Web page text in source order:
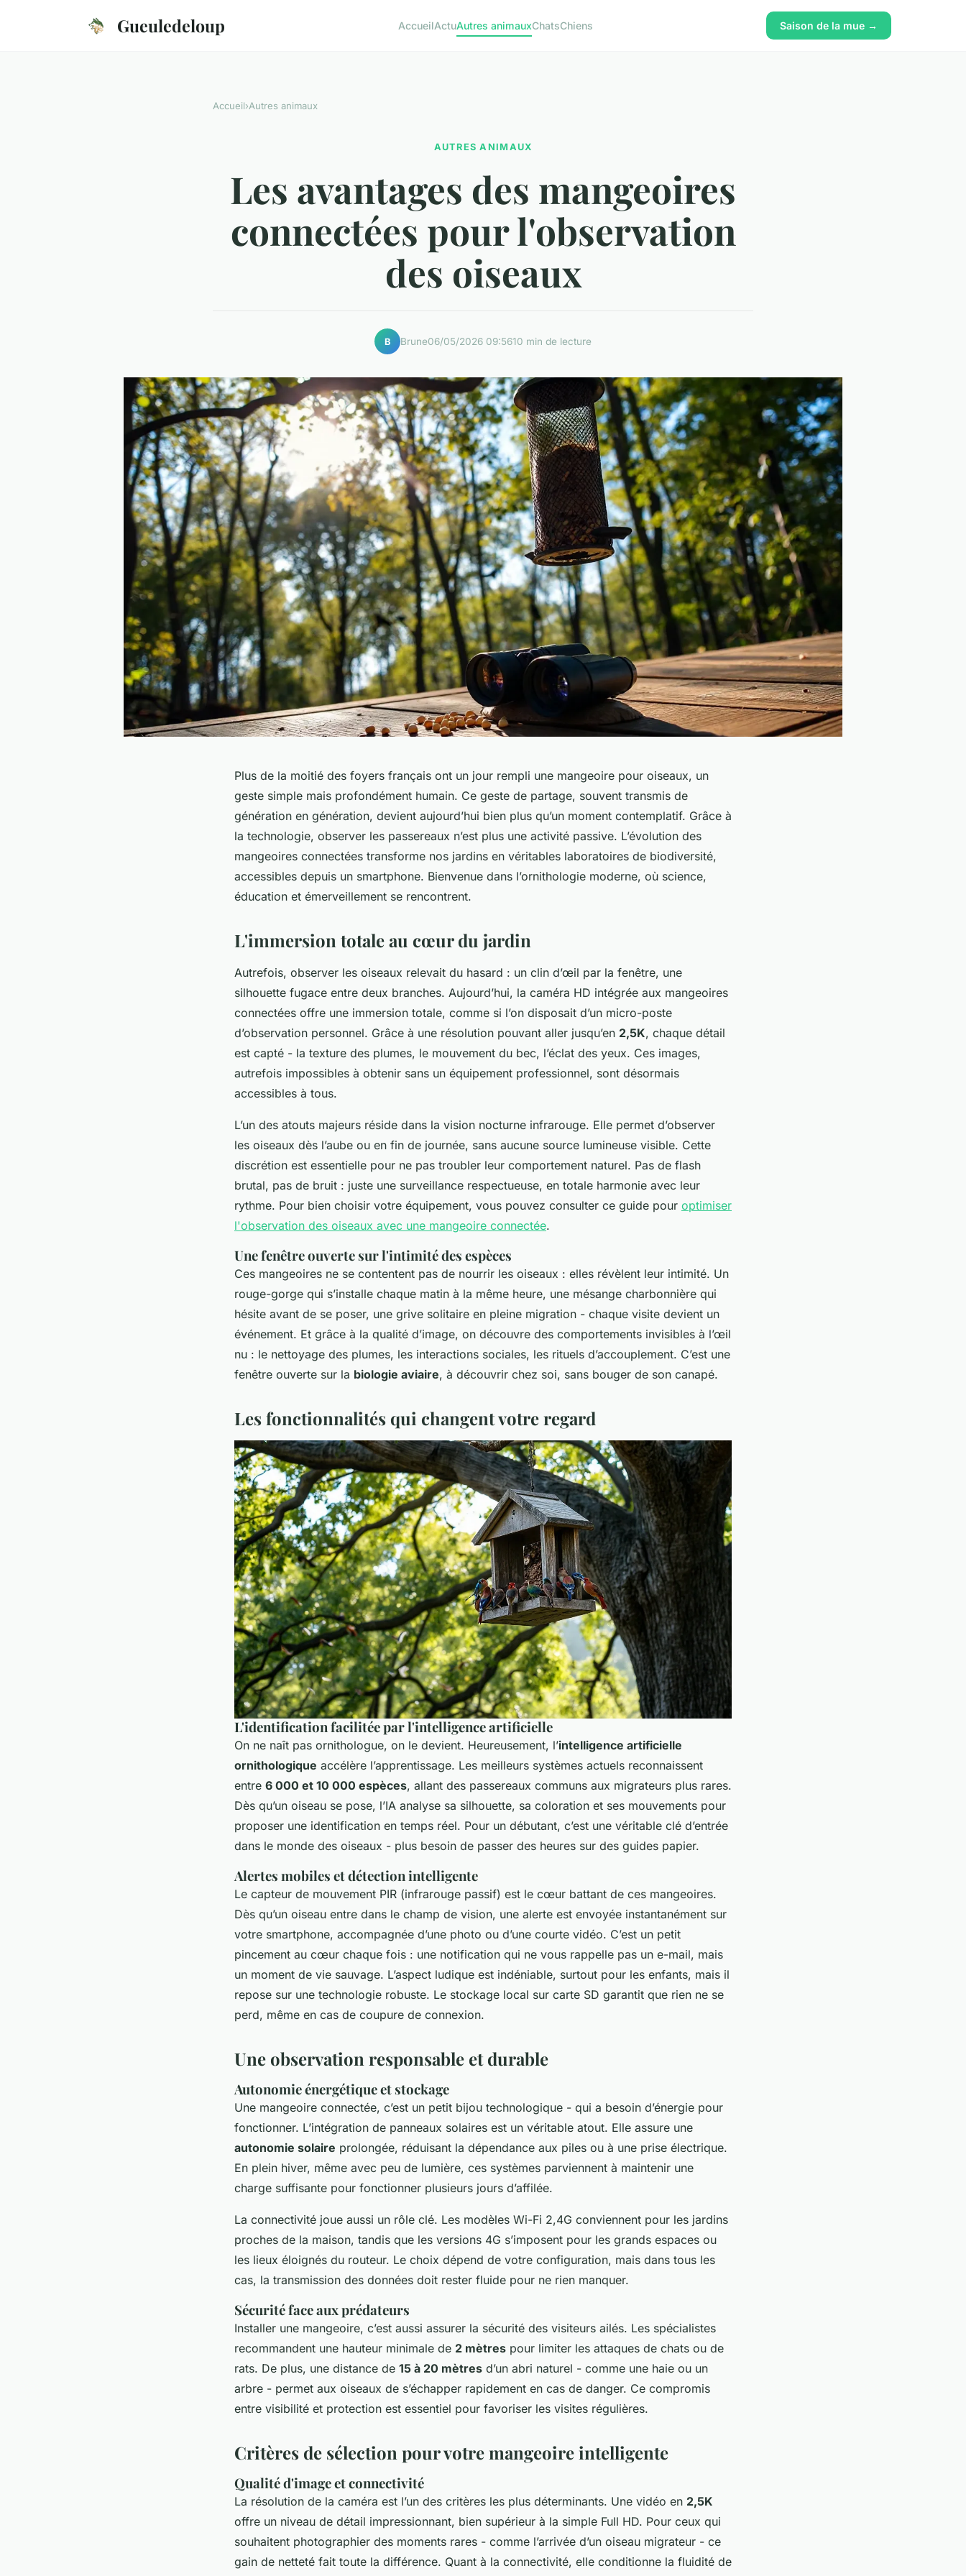
Gueuledeloup AccueilActuAutres animauxChatsChiens Saison de la mue →
Accueil›Autres animaux
AUTRES ANIMAUX
Les avantages des mangeoires
connectées pour l'observation
des oiseaux
B Brune06/05/2026 09:5610 min de lecture
Plus de la moitié des foyers français ont un jour rempli une mangeoire pour oiseaux, un
geste simple mais profondément humain. Ce geste de partage, souvent transmis de
génération en génération, devient aujourd’hui bien plus qu’un moment contemplatif. Grâce à
la technologie, observer les passereaux n’est plus une activité passive. L’évolution des
mangeoires connectées transforme nos jardins en véritables laboratoires de biodiversité,
accessibles depuis un smartphone. Bienvenue dans l’ornithologie moderne, où science,
éducation et émerveillement se rencontrent.
L'immersion totale au cœur du jardin
Autrefois, observer les oiseaux relevait du hasard : un clin d’œil par la fenêtre, une
silhouette fugace entre deux branches. Aujourd’hui, la caméra HD intégrée aux mangeoires
connectées offre une immersion totale, comme si l’on disposait d’un micro-poste
d’observation personnel. Grâce à une résolution pouvant aller jusqu’en 2,5K, chaque détail
est capté - la texture des plumes, le mouvement du bec, l’éclat des yeux. Ces images,
autrefois impossibles à obtenir sans un équipement professionnel, sont désormais
accessibles à tous.
L’un des atouts majeurs réside dans la vision nocturne infrarouge. Elle permet d’observer
les oiseaux dès l’aube ou en fin de journée, sans aucune source lumineuse visible. Cette
discrétion est essentielle pour ne pas troubler leur comportement naturel. Pas de flash
brutal, pas de bruit : juste une surveillance respectueuse, en totale harmonie avec leur
rythme. Pour bien choisir votre équipement, vous pouvez consulter ce guide pour optimiser
l'observation des oiseaux avec une mangeoire connectée.
Une fenêtre ouverte sur l'intimité des espèces
Ces mangeoires ne se contentent pas de nourrir les oiseaux : elles révèlent leur intimité. Un
rouge-gorge qui s’installe chaque matin à la même heure, une mésange charbonnière qui
hésite avant de se poser, une grive solitaire en pleine migration - chaque visite devient un
événement. Et grâce à la qualité d’image, on découvre des comportements invisibles à l’œil
nu : le nettoyage des plumes, les interactions sociales, les rituels d’accouplement. C’est une
fenêtre ouverte sur la biologie aviaire, à découvrir chez soi, sans bouger de son canapé.
Les fonctionnalités qui changent votre regard
L'identification facilitée par l'intelligence artificielle
On ne naît pas ornithologue, on le devient. Heureusement, l’intelligence artificielle
ornithologique accélère l’apprentissage. Les meilleurs systèmes actuels reconnaissent
entre 6 000 et 10 000 espèces, allant des passereaux communs aux migrateurs plus rares.
Dès qu’un oiseau se pose, l’IA analyse sa silhouette, sa coloration et ses mouvements pour
proposer une identification en temps réel. Pour un débutant, c’est une véritable clé d’entrée
dans le monde des oiseaux - plus besoin de passer des heures sur des guides papier.
Alertes mobiles et détection intelligente
Le capteur de mouvement PIR (infrarouge passif) est le cœur battant de ces mangeoires.
Dès qu’un oiseau entre dans le champ de vision, une alerte est envoyée instantanément sur
votre smartphone, accompagnée d’une photo ou d’une courte vidéo. C’est un petit
pincement au cœur chaque fois : une notification qui ne vous rappelle pas un e-mail, mais
un moment de vie sauvage. L’aspect ludique est indéniable, surtout pour les enfants, mais il
repose sur une technologie robuste. Le stockage local sur carte SD garantit que rien ne se
perd, même en cas de coupure de connexion.
Une observation responsable et durable
Autonomie énergétique et stockage
Une mangeoire connectée, c’est un petit bijou technologique - qui a besoin d’énergie pour
fonctionner. L’intégration de panneaux solaires est un véritable atout. Elle assure une
autonomie solaire prolongée, réduisant la dépendance aux piles ou à une prise électrique.
En plein hiver, même avec peu de lumière, ces systèmes parviennent à maintenir une
charge suffisante pour fonctionner plusieurs jours d’affilée.
La connectivité joue aussi un rôle clé. Les modèles Wi-Fi 2,4G conviennent pour les jardins
proches de la maison, tandis que les versions 4G s’imposent pour les grands espaces ou
les lieux éloignés du routeur. Le choix dépend de votre configuration, mais dans tous les
cas, la transmission des données doit rester fluide pour ne rien manquer.
Sécurité face aux prédateurs
Installer une mangeoire, c’est aussi assurer la sécurité des visiteurs ailés. Les spécialistes
recommandent une hauteur minimale de 2 mètres pour limiter les attaques de chats ou de
rats. De plus, une distance de 15 à 20 mètres d’un abri naturel - comme une haie ou un
arbre - permet aux oiseaux de s’échapper rapidement en cas de danger. Ce compromis
entre visibilité et protection est essentiel pour favoriser les visites régulières.
Critères de sélection pour votre mangeoire intelligente
Qualité d'image et connectivité
La résolution de la caméra est l’un des critères les plus déterminants. Une vidéo en 2,5K
offre un niveau de détail impressionnant, bien supérieur à la simple Full HD. Pour ceux qui
souhaitent photographier des moments rares - comme l’arrivée d’un oiseau migrateur - ce
gain de netteté fait toute la différence. Quant à la connectivité, elle conditionne la fluidité de